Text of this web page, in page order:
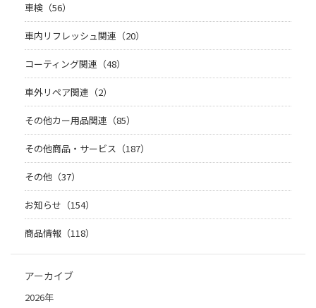
車検（56）
車内リフレッシュ関連（20）
コーティング関連（48）
車外リペア関連（2）
その他カー用品関連（85）
その他商品・サービス（187）
その他（37）
お知らせ（154）
商品情報（118）
アーカイブ
2026年